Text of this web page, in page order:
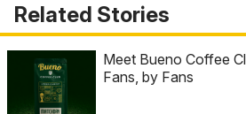
Related Stories
Meet Bueno Coffee
Fans, by Fans